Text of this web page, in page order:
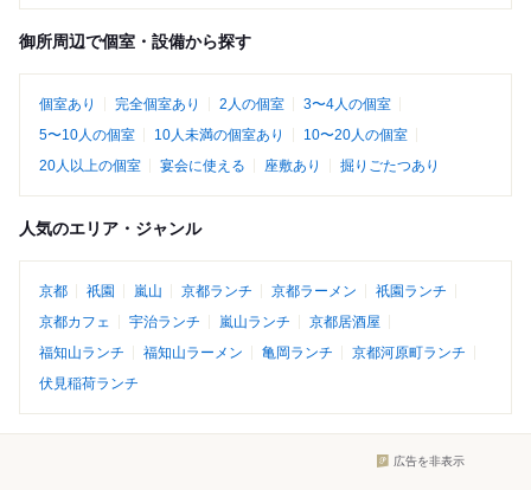
御所周辺で個室・設備から探す
個室あり 完全個室あり 2人の個室
3〜4人の個室
5〜10人の個室
10人未満の個室あり
10〜20人の個室
20人以上の個室
宴会に使える 座敷あり 掘りごたつあり
人気のエリア・ジャンル
京都 祇園 嵐山 京都ランチ 京都ラーメン
祇園ランチ
京都カフェ
宇治ランチ 嵐山ランチ
京都居酒屋
福知山ランチ
福知山ラーメン 亀岡ランチ
京都河原町ランチ
伏見稲荷ランチ
広告を非表示